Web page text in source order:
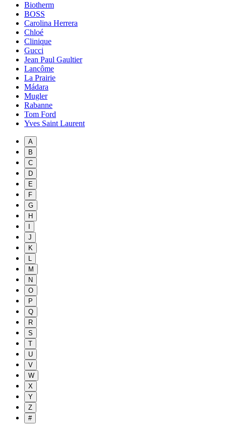
Biotherm
BOSS
Carolina Herrera
Chloé
Clinique
Gucci
Jean Paul Gaultier
Lancôme
La Prairie
Mádara
Mugler
Rabanne
Tom Ford
Yves Saint Laurent
A
B
C
D
E
F
G
H
J
K
L
M
N
O
P
Q
R
S
T
U
V
W
X
Y
Z
#